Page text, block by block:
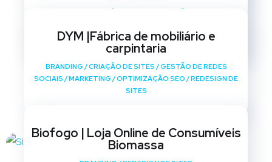
SITES
DYM |Fábrica de mobiliário e
carpintaria
BRANDING /CRIAÇÃO DE SITES /GESTÃO DE REDES
SOCIAIS /MARKETING /OPTIMIZAÇÃO SEO /REDESIGN DE
SITES
Biofogo | Loja Online de Consumíveis
Biomassa